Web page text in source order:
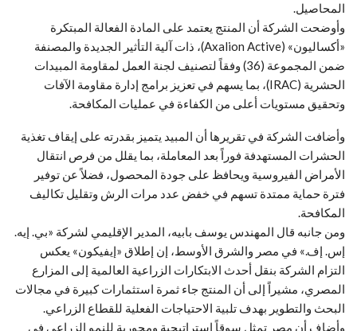
المحاصيل.
وأوضحت الشركة أن المنتج يعتمد على المادة الفعالة المبتكرة
«أكساليون» (Axalion Active)، ذات آلية التأثير الجديدة والمصنفة
ضمن المجموعة (36) وفقاً لتصنيف لجنة العمل لمقاومة المبيدات
الحشرية (IRAC)، بما يسهم في تعزيز برامج إدارة مقاومة الآفات
وتحقيق مستويات أعلى من الكفاءة في عمليات المكافحة.
وأضافت الشركة في تقريرها أن المبيد يتميز بقدرته على إيقاف تغذية
الحشرات المستهدفة فوراً بعد المعاملة، بما يقلل من فرص انتقال
الأمراض الفيروسية ويحافظ على جودة المحصول، فضلاً عن توفير
فترة حماية ممتدة تسهم في خفض عدد مرات الرش وتقليل تكاليف
المكافحة.
ومن جانبه قال المهندس يوسف بابيه، المدير الإقليمي لشركة «بي. إيه.
إس. إف.» في مصر والشرق الأوسط، إن إطلاق «إيفيكون» يعكس
التزام الشركة بنقل أحدث الابتكارات الزراعية العالمية إلى المزارع
المصري، مشيراً إلى أن المنتج جاء ثمرة استثمارات كبيرة في مجالات
البحث والتطوير بهدف تلبية الاحتياجات الفعلية للقطاع الزراعي.
وأضاف أن مصر تمثل سوقاً استراتيجية ومحورية للنمو الزراعي في